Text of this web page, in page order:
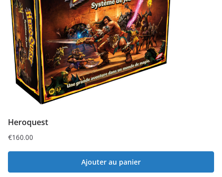
Heroquest
€160.00
Ajouter au panier